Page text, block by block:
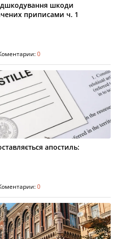
шкоди
приписами ч. 1
0
апостиль:
0